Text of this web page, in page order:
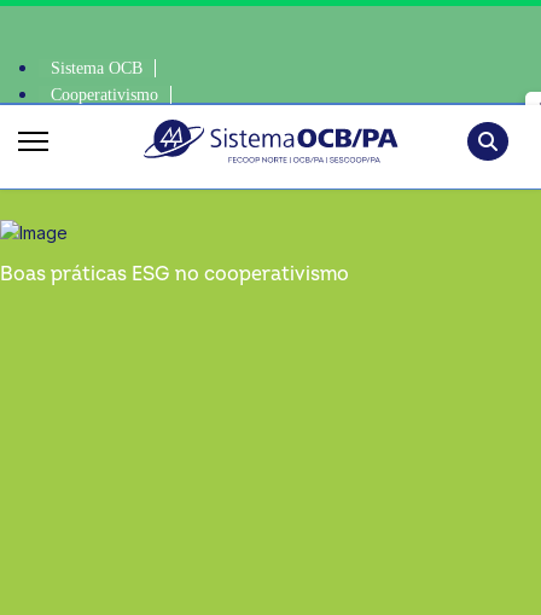
Sistema OCB
Cooperativismo
Boas práticas ESG no cooperativismo